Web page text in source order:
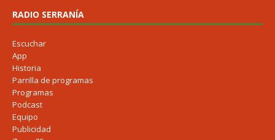
RADIO SERRANÍA
Escuchar
App
Historia
Parrilla de programas
Programas
Podcast
Equipo
Publicidad